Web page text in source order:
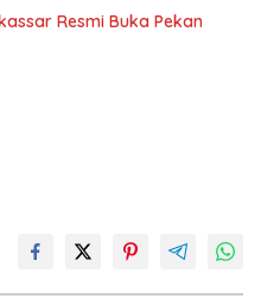
Resmi Buka Pekan